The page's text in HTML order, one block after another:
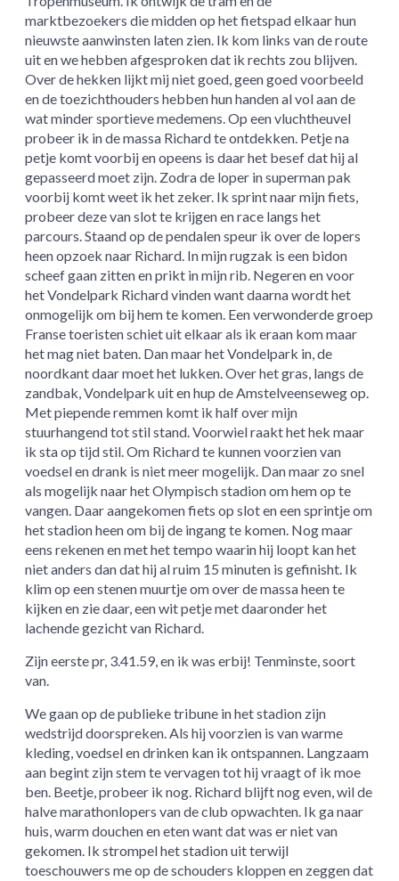
marktbezoekers die midden op het fietspad elkaar hun
nieuwste aanwinsten laten zien. Ik kom links van de route
uit en we hebben afgesproken dat ik rechts zou blijven.
Over de hekken lijkt mij niet goed, geen goed voorbeeld
en de toezichthouders hebben hun handen al vol aan de
wat minder sportieve medemens. Op een vluchtheuvel
probeer ik in de massa Richard te ontdekken. Petje na
petje komt voorbij en opeens is daar het besef dat hij al
gepasseerd moet zijn. Zodra de loper in superman pak
voorbij komt weet ik het zeker. Ik sprint naar mijn fiets,
probeer deze van slot te krijgen en race langs het
parcours. Staand op de pendalen speur ik over de lopers
heen opzoek naar Richard. In mijn rugzak is een bidon
scheef gaan zitten en prikt in mijn rib. Negeren en voor
het Vondelpark Richard vinden want daarna wordt het
onmogelijk om bij hem te komen. Een verwonderde groep
Franse toeristen schiet uit elkaar als ik eraan kom maar
het mag niet baten. Dan maar het Vondelpark in, de
noordkant daar moet het lukken. Over het gras, langs de
zandbak, Vondelpark uit en hup de Amstelveenseweg op.
Met piepende remmen komt ik half over mijn
stuurhangend tot stil stand. Voorwiel raakt het hek maar
ik sta op tijd stil. Om Richard te kunnen voorzien van
voedsel en drank is niet meer mogelijk. Dan maar zo snel
als mogelijk naar het Olympisch stadion om hem op te
vangen. Daar aangekomen fiets op slot en een sprintje om
het stadion heen om bij de ingang te komen. Nog maar
eens rekenen en met het tempo waarin hij loopt kan het
niet anders dan dat hij al ruim 15 minuten is gefinisht. Ik
klim op een stenen muurtje om over de massa heen te
kijken en zie daar, een wit petje met daaronder het
lachende gezicht van Richard.
Zijn eerste pr, 3.41.59, en ik was erbij! Tenminste, soort
van.
We gaan op de publieke tribune in het stadion zijn
wedstrijd doorspreken. Als hij voorzien is van warme
kleding, voedsel en drinken kan ik ontspannen. Langzaam
aan begint zijn stem te vervagen tot hij vraagt of ik moe
ben. Beetje, probeer ik nog. Richard blijft nog even, wil de
halve marathonlopers van de club opwachten. Ik ga naar
huis, warm douchen en eten want dat was er niet van
gekomen. Ik strompel het stadion uit terwijl
toeschouwers me op de schouders kloppen en zeggen dat